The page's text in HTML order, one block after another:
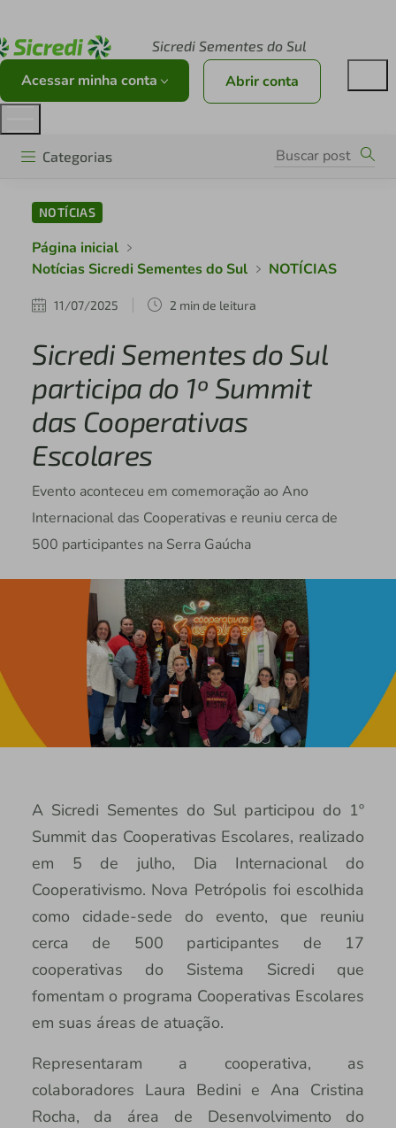
Sicredi Sementes do Sul
Acessar minha conta Abrir conta
Categorias
NOTÍCIAS
Página inicial
Notícias Sicredi Sementes do Sul
NOTÍCIAS
11/07/2025 2 min de leitura
Sicredi Sementes do Sul
participa do 1º Summit
das Cooperativas
Escolares
Evento aconteceu em comemoração ao Ano
Internacional das Cooperativas e reuniu cerca de
500 participantes na Serra Gaúcha
A Sicredi Sementes do Sul participou do 1º
Summit das Cooperativas Escolares, realizado
em 5 de julho, Dia Internacional do
Cooperativismo. Nova Petrópolis foi escolhida
como cidade-sede do evento, que reuniu
cerca de 500 participantes de 17
cooperativas do Sistema Sicredi que
fomentam o programa Cooperativas Escolares
em suas áreas de atuação.
Representaram a cooperativa, as
colaboradores Laura Bedini e Ana Cristina
Rocha, da área de Desenvolvimento do